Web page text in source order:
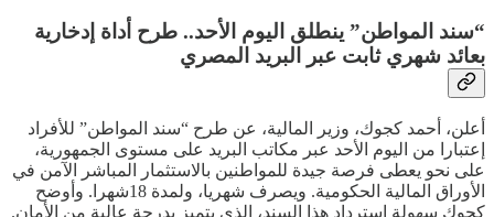
“سند المواطن” ينطلق اليوم الأحد.. طرح أداة إدخارية
بعائد شهري ثابت عبر البريد المصري
أعلن، أحمد كجوك، وزير المالية، عن طرح “سند المواطن” للأفراد
إعتبارا من اليوم الأحد عبر مكاتب البريد على مستوى الجمهورية،
على نحو يعطى فرصة جيدة للمواطنين بالاستثمار المباشر الآمن في
الأوراق المالية الحكومية. ويصرف شهريا، ولمدة 18شهرا. وأوضح
كجوك سهولة إسترداد هذا السند، الذي يتميز بدرجة عالية من الأمان.